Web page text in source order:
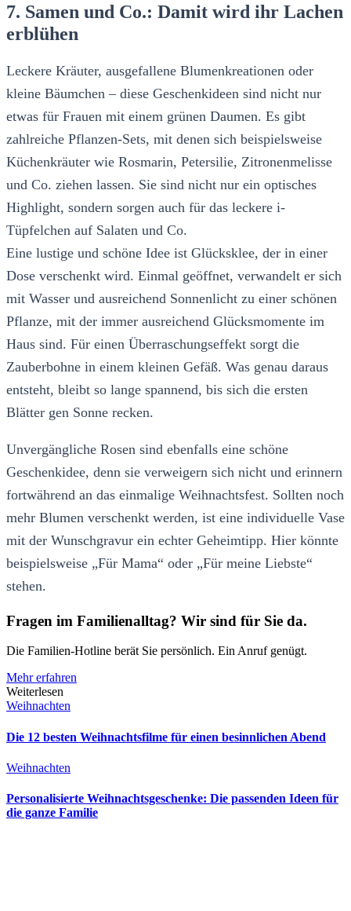
7. Samen und Co.: Damit wird ihr Lachen
erblühen
Leckere Kräuter, ausgefallene Blumenkreationen oder
kleine Bäumchen – diese Geschenkideen sind nicht nur
etwas für Frauen mit einem grünen Daumen. Es gibt
zahlreiche Pflanzen-Sets, mit denen sich beispielsweise
Küchenkräuter wie Rosmarin, Petersilie, Zitronenmelisse
und Co. ziehen lassen. Sie sind nicht nur ein optisches
Highlight, sondern sorgen auch für das leckere i-
Tüpfelchen auf Salaten und Co.
Eine lustige und schöne Idee ist Glücksklee, der in einer
Dose verschenkt wird. Einmal geöffnet, verwandelt er sich
mit Wasser und ausreichend Sonnenlicht zu einer schönen
Pflanze, mit der immer ausreichend Glücksmomente im
Haus sind. Für einen Überraschungseffekt sorgt die
Zauberbohne in einem kleinen Gefäß. Was genau daraus
entsteht, bleibt so lange spannend, bis sich die ersten
Blätter gen Sonne recken.
Unvergängliche Rosen sind ebenfalls eine schöne
Geschenkidee, denn sie verweigern sich nicht und erinnern
fortwährend an das einmalige Weihnachtsfest. Sollten noch
mehr Blumen verschenkt werden, ist eine individuelle Vase
mit der Wunschgravur ein echter Geheimtipp. Hier könnte
beispielsweise „Für Mama“ oder „Für meine Liebste“
stehen.
Fragen im Familienalltag? Wir sind für Sie da.
Die Familien-Hotline berät Sie persönlich. Ein Anruf genügt.
Mehr erfahren
Weiterlesen
Weihnachten
Die 12 besten Weihnachtsfilme für einen besinnlichen Abend
Weihnachten
Personalisierte Weihnachtsgeschenke: Die passenden Ideen für
die ganze Familie